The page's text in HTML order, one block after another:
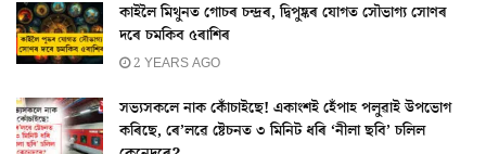
কাইলৈ মিথুনত গোচৰ চন্দ্ৰৰ, দ্বিপুষ্কৰ যোগত সৌভাগ্য সোণৰ
দৰে চমকিব ৫ৰাশিৰ
2 YEARS AGO
সভ্যসকলে নাক কোঁচাইছে! একাংশই হেঁপাহ পলুৱাই উপভোগ
কৰিছে, ৰে’লৱে ষ্টেচনত ৩ মিনিট ধৰি ‘নীলা ছবি’ চলিল